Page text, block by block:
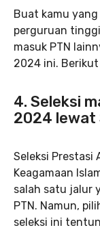
Buat kamu
perguruan
masuk PTN
2024 ini.
4. Seleksi
2024 lewat
Seleksi Prestasi
Keagamaan
salah satu jalur
PTN. Namun,
seleksi ini